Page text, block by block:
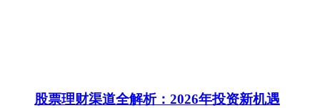
股票理财渠道全解析：2026年投资新机遇